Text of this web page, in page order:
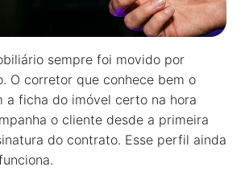
sempre foi movido por
O corretor que conhece bem o
a ficha do imóvel certo na hora
o cliente desde a primeira
do contrato. Esse perfil ainda